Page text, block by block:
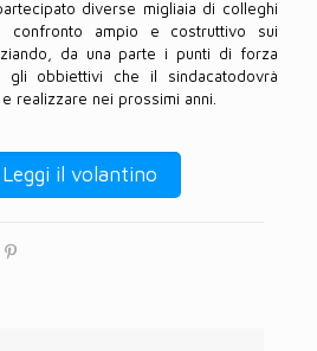
diverse migliaia di colleghi
confronto ampio e costruttivo sui
da una parte i punti di forza
gli obbiettivi che il sindacatodovrà
realizzare nei prossimi anni.
Leggi il volantino